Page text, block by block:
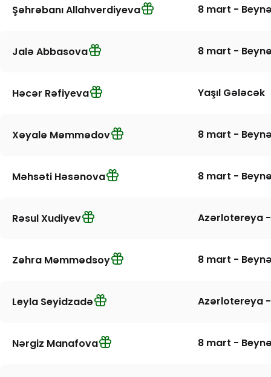
Şəhrəbanı Allahverdiyeva 8 mart -
Jalə Abbasova 8 mart -
Həcər Rəfiyeva Yaşıl Gələcək
Xəyalə Məmmədov 8 mart -
Məhsəti Həsənova 8 mart -
Rəsul Xudiyev Azərlotereya -
Zəhra Məmmədsoy 8 mart -
Leyla Seyidzadə Azərlotereya -
Nərgiz Manafova 8 mart -